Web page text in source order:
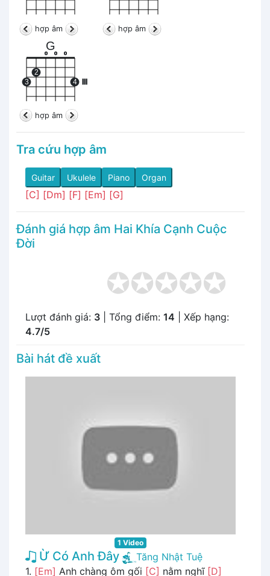
hợp âm hợp âm
G
III
3
2
o o o
4
hợp âm
Tra cứu hợp âm
Guitar Ukulele Piano Organ
[C] [Dm] [F] [Em] [G]
Đánh giá hợp âm Hai Khía Cạnh Cuộc
Đời
Lượt đánh giá: 3 | Tổng điểm: 14 | Xếp hạng:
4.7/5
Bài hát đề xuất
1 Video
Ừ Có Anh Đây
Tăng Nhật Tuệ
1. [Em] Anh chàng ôm gối [C] nằm nghĩ [D]